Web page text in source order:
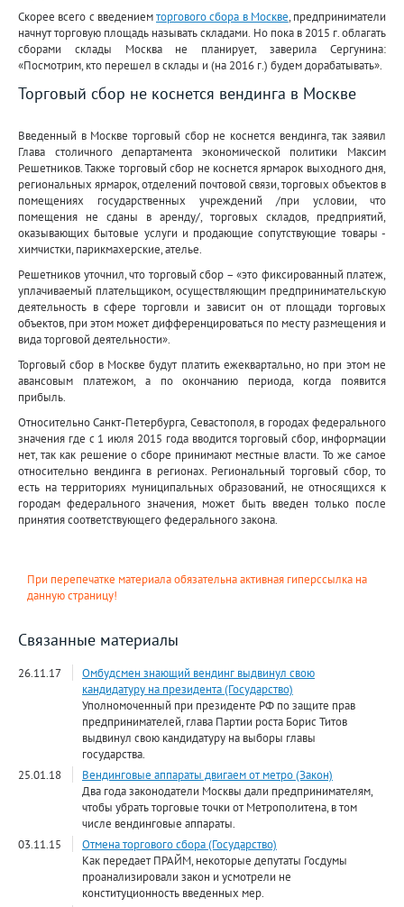
Скорее всего с введениемторгового сбора в Москве , предприниматели
начнут торговую площадь называть складами. Но пока в 2015 г. облагать
сборами склады Москва не планирует, заверила Сергунина:
«Посмотрим, кто перешел в склады и (на 2016 г.) будем дорабатывать».
Торговый сбор не коснется вендинга в Москве
Введенный в Москве торговый сбор не коснется вендинга, так заявил
Глава столичного департамента экономической политики Максим
Решетников. Также торговый сбор не коснется ярмарок выходного дня,
региональных ярмарок, отделений почтовой связи, торговых объектов в
помещениях государственных учреждений /при условии, что
помещения не сданы в аренду/, торговых складов, предприятий,
оказывающих бытовые услуги и продающие сопутствующие товары -
химчистки, парикмахерские, ателье.
Решетников уточнил, что торговый сбор – «это фиксированный платеж,
уплачиваемый плательщиком, осуществляющим предпринимательскую
деятельность в сфере торговли и зависит он от площади торговых
объектов, при этом может дифференцироваться по месту размещения и
вида торговой деятельности».
Торговый сбор в Москве будут платить ежеквартально, но при этом не
авансовым платежом, а по окончанию периода, когда появится
прибыль.
Относительно Санкт-Петербурга, Севастополя, в городах федерального
значения где с 1 июля 2015 года вводится торговый сбор, информации
нет, так как решение о сборе принимают местные власти. То же самое
относительно вендинга в регионах. Региональный торговый сбор, то
есть на территориях муниципальных образований, не относящихся к
городам федерального значения, может быть введен только после
принятия соответствующего федерального закона.
При перепечатке материала обязательна активная гиперссылка на
данную страницу!
Связанные материалы
26.11.17
Омбудсмен знающий вендинг выдвинул свою
кандидатуру на президента (Государство)
Уполномоченный при президенте РФ по защите прав
предпринимателей, глава Партии роста Борис Титов
выдвинул свою кандидатуру на выборы главы
государства.
25.01.18
Вендинговые аппараты двигаем от метро (Закон)
Два года законодатели Москвы дали предпринимателям,
чтобы убрать торговые точки от Метрополитена, в том
числе вендинговые аппараты.
03.11.15
Отмена торгового сбора (Государство)
Как передает ПРАЙМ, некоторые депутаты Госдумы
проанализировали закон и усмотрели не
конституционность введенных мер.